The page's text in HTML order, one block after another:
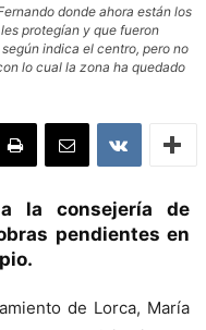
donde ahora están los
protegían y que fueron
indica el centro, pero no
lo cual la zona ha quedado
la consejería de
pendientes en
de Lorca, María